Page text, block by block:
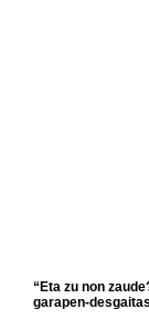
“Eta zu non
garapen-